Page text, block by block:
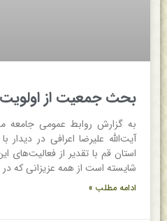
بحث جمعیت از
به گزارش روابط عمومی جامعه
آیت‌الله علیرضا اعرافی در
استان قم با تقدیر از فعالیت‌های
شایسته است از همه عزیزانی که در
ادامه مطلب »